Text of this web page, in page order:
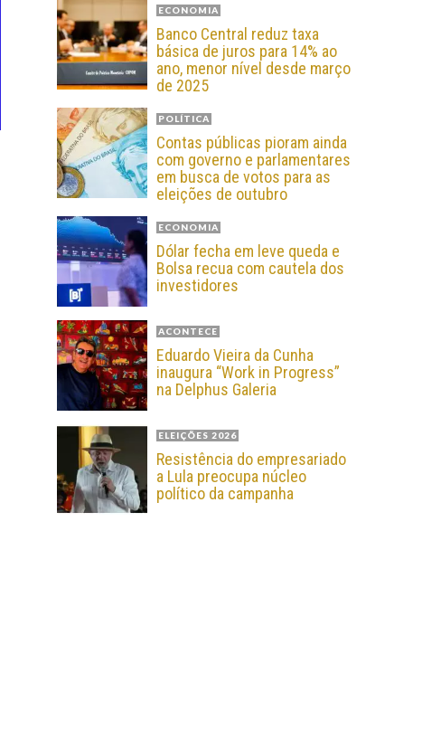
ECONOMIA
Banco Central reduz taxa
básica de juros para 14% ao
ano, menor nível desde março
de 2025
POLÍTICA
Contas públicas pioram ainda
com governo e parlamentares
em busca de votos para as
eleições de outubro
ECONOMIA
Dólar fecha em leve queda e
Bolsa recua com cautela dos
investidores
ACONTECE
Eduardo Vieira da Cunha
inaugura “Work in Progress”
na Delphus Galeria
ELEIÇÕES 2026
Resistência do empresariado
a Lula preocupa núcleo
político da campanha